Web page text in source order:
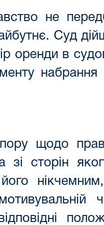
не
Суд
оренди в
набрання
щодо
зі сторін
нікчемним,